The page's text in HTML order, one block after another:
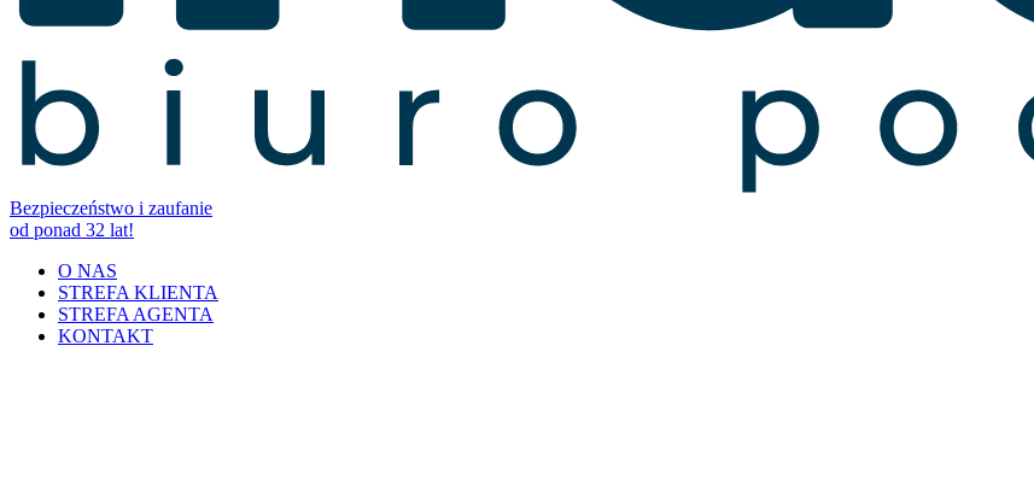
Bezpieczeństwo i zaufanie
od ponad 32 lat!
O NAS
STREFA KLIENTA
STREFA AGENTA
KONTAKT